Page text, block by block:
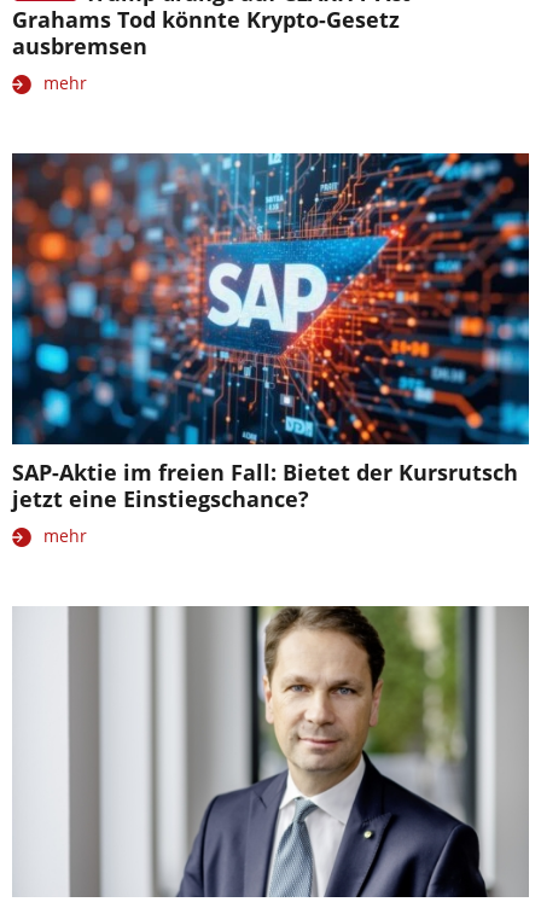
Grahams Tod könnte Krypto-Gesetz
ausbremsen
mehr
SAP-Aktie im freien Fall: Bietet der Kursrutsch
jetzt eine Einstiegschance?
mehr